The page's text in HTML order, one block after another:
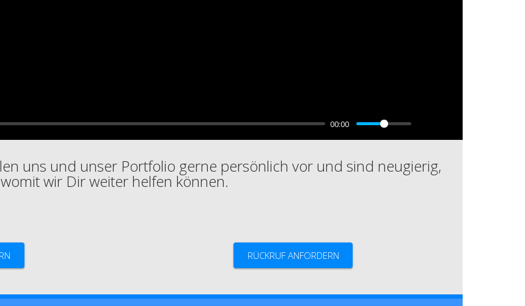
00:00
uns und unser Portfolio gerne persönlich vor und sind neugierig,
womit wir Dir weiter helfen können.
RÜCKRUF ANFORDERN